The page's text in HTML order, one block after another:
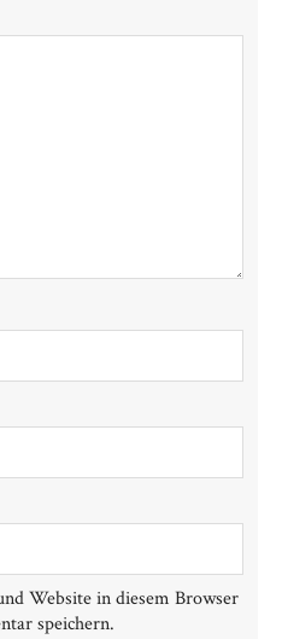
Website in diesem Browser
speichern.